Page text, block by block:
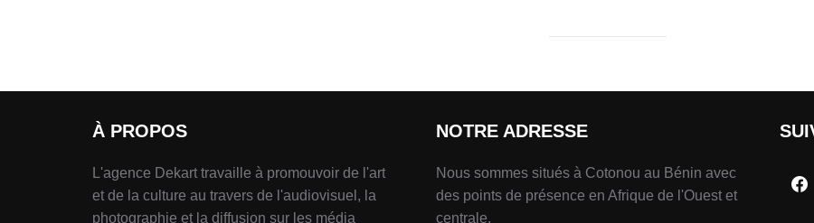
À PROPOS
L'agence Dekart travaille à promouvoir de l'art
et de la culture au travers de l'audiovisuel, la
photographie et la diffusion sur les média
NOTRE ADRESSE
Nous sommes situés à Cotonou au Bénin avec
des points de présence en Afrique de l'Ouest et
centrale.